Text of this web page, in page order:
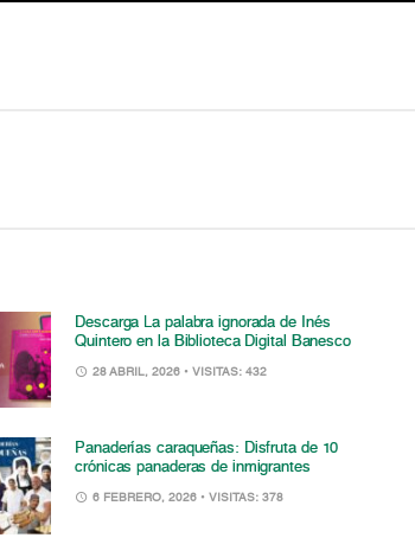
Descarga La palabra ignorada de Inés
Quintero en la Biblioteca Digital Banesco
28 ABRIL, 2026 • VISITAS: 432
Panaderías caraqueñas: Disfruta de 10
crónicas panaderas de inmigrantes
6 FEBRERO, 2026 • VISITAS: 378